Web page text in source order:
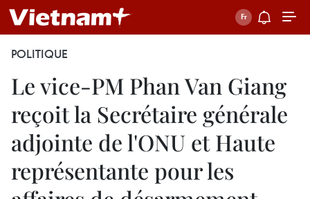
POLITIQUE
Le vice-PM Phan Van Giang
reçoit la Secrétaire générale
adjointe de l'ONU et Haute
représentante pour les